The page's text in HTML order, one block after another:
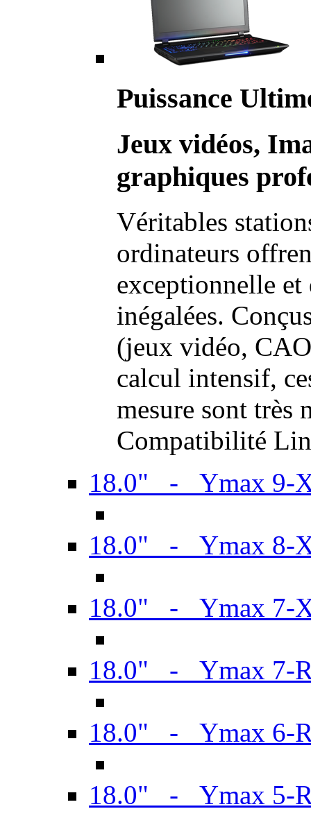
Puissance
Jeux vidéos,
graphiques
Véritables
ordinateurs
exceptionnelle et
inégalées.
(jeux vidéo,
calcul intensif,
mesure sont très
Compatibilité
18.0" - Ymax 9-
18.0" - Ymax 8-
18.0" - Ymax 7-
18.0" - Ymax 7-
18.0" - Ymax 6-
18.0" - Ymax 5-